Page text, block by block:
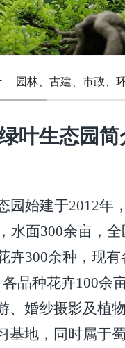
园林、古建、市政、
叶生态园简
园始建于2012年
水面300余亩，
卉300余种，现
品种花卉100余
、婚纱摄影及植
基地，同时属于